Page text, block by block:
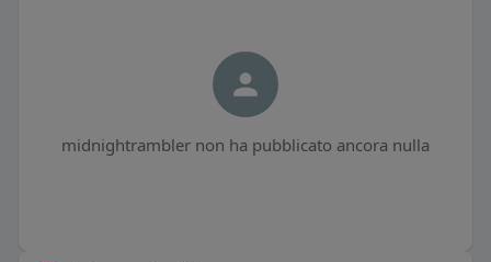
midnightrambler non ha pubblicato ancora nulla